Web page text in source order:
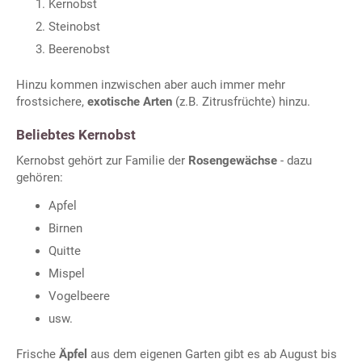
Kernobst
Steinobst
Beerenobst
Hinzu kommen inzwischen aber auch immer mehr
frostsichere, exotische Arten (z.B. Zitrusfrüchte) hinzu.
Beliebtes Kernobst
Kernobst gehört zur Familie der Rosengewächse - dazu
gehören:
Apfel
Birnen
Quitte
Mispel
Vogelbeere
usw.
Frische Äpfel aus dem eigenen Garten gibt es ab August bis